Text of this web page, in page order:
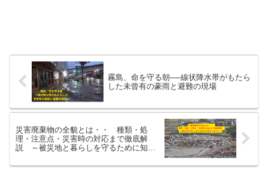
霧島、命を守る朝──線状降水帯がもたら
した未曾有の豪雨と避難の現場
災害廃棄物の全貌とは・・ 種類・処
理・注意点・災害時の対応まで徹底解
説 ～被災地と暮らしを守るために知る